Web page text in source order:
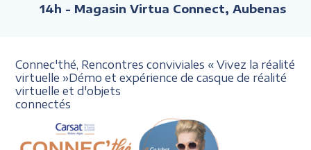
14h - Magasin Virtua Connect, Aubenas
Connec'thé, Rencontres conviviales « Vivez la réalité
virtuelle »Démo et expérience de casquede réalité
virtuelle et d'objets
connectés